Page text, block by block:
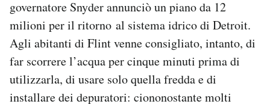
governatore Snyder annunciò un piano da 12
milioni per il ritorno al sistema idrico di Detroit.
Agli abitanti di Flint venne consigliato, intanto, di
far scorrere l’acqua per cinque minuti prima di
utilizzarla, di usare solo quella fredda e di
installare dei depuratori: ciononostante molti